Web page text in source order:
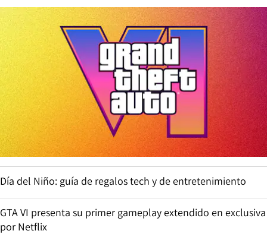
Día del Niño: guía de regalos tech y de entretenimiento
GTA VI presenta su primer gameplay extendido en exclusiva
por Netflix